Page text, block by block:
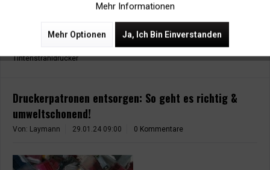
Welchen Drucker kaufen Laserdrucker
Vergleich zwischen Laser-
Tintenstrahldrucker
Druckerpatronen entsorgen: So geht es richtig &
umweltschonend!
Von: Laymann 29.01.24 09:00 0 Kommentare
Mehr Informationen
Mehr Optionen Ja, Ich Bin Einverstanden